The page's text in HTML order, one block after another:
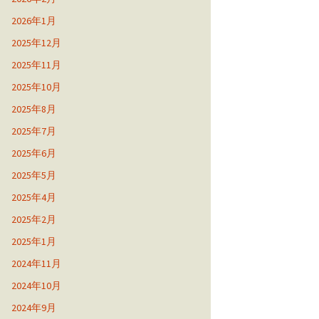
2026年1月
2025年12月
2025年11月
2025年10月
2025年8月
2025年7月
2025年6月
2025年5月
2025年4月
2025年2月
2025年1月
2024年11月
2024年10月
2024年9月